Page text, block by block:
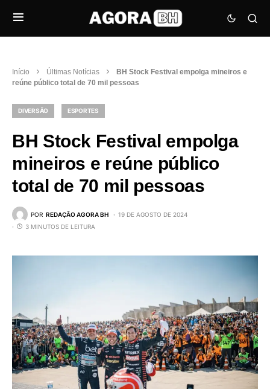
Início Últimas Notícias
BH Stock Festival empolga mineiros e
reúne público total de 70 mil pessoas
DIVERSÃO ESPORTES
BH Stock Festival empolga
mineiros e reúne público
total de 70 mil pessoas
POR REDAÇÃO AGORA BH
19 DE AGOSTO DE 2024
3 MINUTOS DE LEITURA